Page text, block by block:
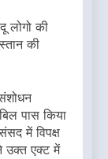
लोगो की
की
पास किया
में विपक्ष
उक्त एक्ट में